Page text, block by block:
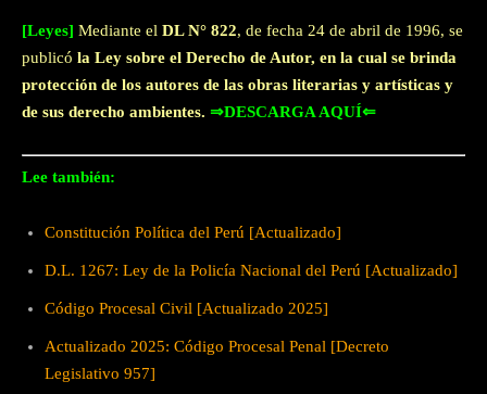
[Leyes] Mediante el DL N° 822, de fecha 24 de abril de 1996, se
publicó la Ley sobre el Derecho de Autor, en la cual se brinda
protección de los autores de las obras literarias y artísticas y
de sus derecho ambientes. ⇒DESCARGA AQUÍ⇐
Lee también:
Constitución Política del Perú [Actualizado]
D.L. 1267: Ley de la Policía Nacional del Perú [Actualizado]
Código Procesal Civil [Actualizado 2025]
Actualizado 2025: Código Procesal Penal [Decreto
Legislativo 957]